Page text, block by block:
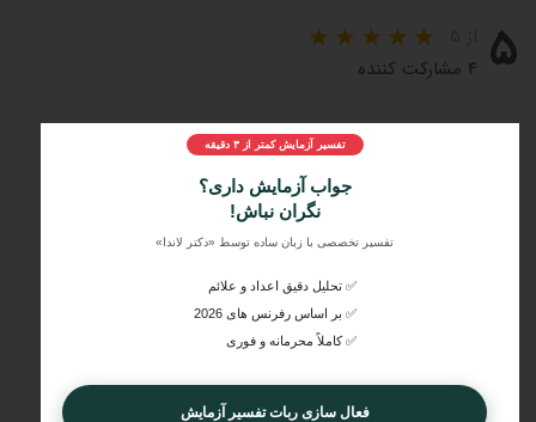
۵ ۴ مشارکت کننده
مراحل و چرایی دریافت تفسیر دکتر لاندا
ارسال جواب آزمایش
تفسیر آزمایش کمتر از ۳ دقیقه
جواب آزمایش داری؟
نگران نباش!
تفسیر تخصصی با زبان ساده توسط «دکتر لاندا»
✅ تحلیل دقیق اعداد و علائم
✅ بر اساس رفرنس های 2026
✅ کاملاً محرمانه و فوری
فعال سازی ربات تفسیر آزمایش